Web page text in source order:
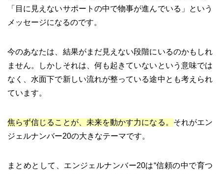
「目に見えないサポートの中で物事が進んでいる」という
メッセージになるのです。
今のあなたは、結果がまだ見えない段階にいるのかもしれ
ません。しかしそれは、何も起きていないという意味では
なく、水面下で新しい流れが整っている途中とも考えられ
ています。
焦らず信じることが、未来を動かす力になる。 それがエン
ジェルナンバー20の大きなテーマです。
まとめとして、エンジェルナンバー20は“信頼の中で育つ